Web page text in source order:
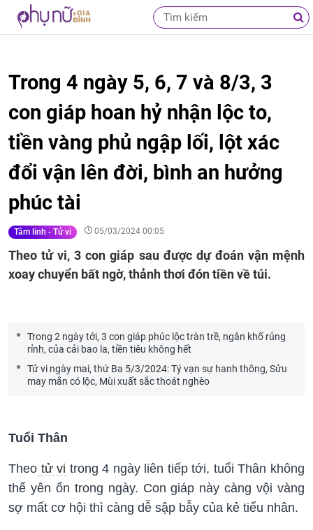
Trong 4 ngày 5, 6, 7 và 8/3, 3
con giáp hoan hỷ nhận lộc to,
tiền vàng phủ ngập lối, lột xác
đổi vận lên đời, bình an hưởng
phúc tài
Tâm linh - Tử vi 05/03/2024 00:05
Theo tử vi, 3 con giáp sau được dự đoán vận mệnh
xoay chuyển bất ngờ, thảnh thơi đón tiền về túi.
Trong 2 ngày tới, 3 con giáp phúc lộc tràn trề, ngân khố rủng
rỉnh, của cải bao la, tiền tiêu không hết
Tử vi ngày mai, thứ Ba 5/3/2024: Tý vạn sự hanh thông, Sửu
may mắn có lộc, Mùi xuất sắc thoát nghèo
Tuổi Thân
Theo tử vi trong 4 ngày liên tiếp tới, tuổi Thân không
thể yên ổn trong ngày. Con giáp này càng vội vàng
sợ mất cơ hội thì càng dễ sập bẫy của kẻ tiểu nhân.